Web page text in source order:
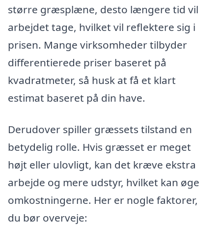
større græsplæne, desto længere tid vil
arbejdet tage, hvilket vil reflektere sig i
prisen. Mange virksomheder tilbyder
differentierede priser baseret på
kvadratmeter, så husk at få et klart
estimat baseret på din have.
Derudover spiller græssets tilstand en
betydelig rolle. Hvis græsset er meget
højt eller ulovligt, kan det kræve ekstra
arbejde og mere udstyr, hvilket kan øge
omkostningerne. Her er nogle faktorer,
du bør overveje: